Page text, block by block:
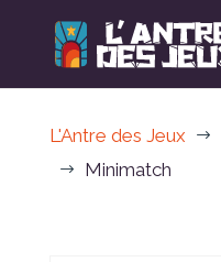
L'Antre des Jeux $
$ Minimatch